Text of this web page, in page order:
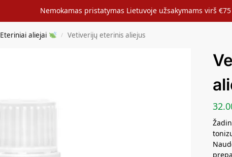
Nemokamas pristatymas Lietuvoje užsakymams virš €75
Eteriniai aliejai / Vetiverijų eterinis aliejus